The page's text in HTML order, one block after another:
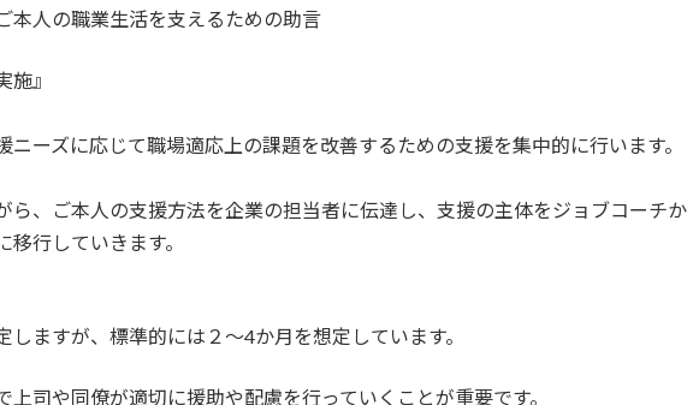
本人の職業生活を支えるための助言
施』
ニーズに応じて職場適応上の課題を改善するための支援を集中的に行います。
ら、ご本人の支援方法を企業の担当者に伝達し、支援の主体をジョブコーチか
行していきます。
しますが、標準的には２～4か月を想定しています。
司や同僚が適切に援助や配慮を行っていくことが重要です。